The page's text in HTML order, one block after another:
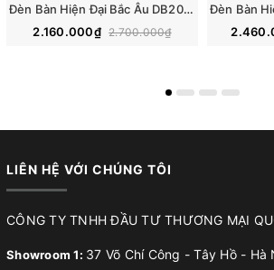
Đèn Bàn Hiện Đại Bắc Âu DB2096
2.160.000₫ 2.700.000₫
LIÊN HỆ VỚI CHÚNG TÔI
CÔNG TY TNHH ĐẦU TƯ THƯƠNG MẠI
Showroom 1: 37 Võ Chí Công - Tây Hồ - Hà